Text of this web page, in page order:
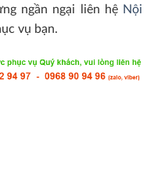
ngần ngại liên hệ Nội
vụ bạn.